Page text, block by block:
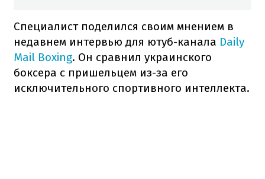
Специалист поделился своим мнением в
недавнем интервью для ютуб-канала Daily
Mail Boxing. Он сравнил украинского
боксера с пришельцем из-за его
исключительного спортивного интеллекта.